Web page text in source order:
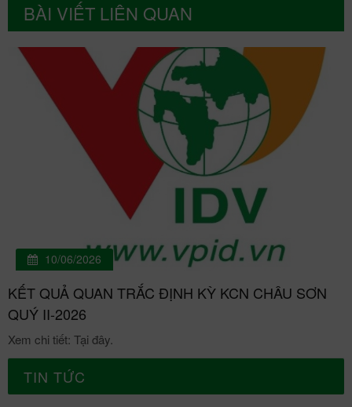
BÀI VIẾT LIÊN QUAN
10/06/2026
KẾT QUẢ QUAN TRẮC ĐỊNH KỲ KCN CHÂU SƠN
QUÝ II-2026
Xem chi tiết: Tại đây.
TIN TỨC